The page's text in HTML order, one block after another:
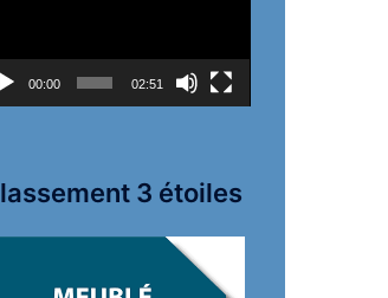
00:00 02:51
3 étoiles